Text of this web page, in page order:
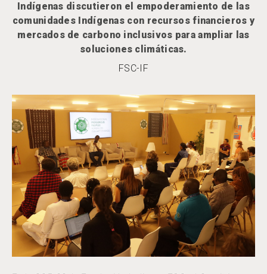
Indígenas discutieron el empoderamiento de las
comunidades Indígenas con recursos financieros y
mercados de carbono inclusivos para ampliar las
soluciones climáticas.
FSC-IF